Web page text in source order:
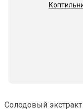
Солодовый